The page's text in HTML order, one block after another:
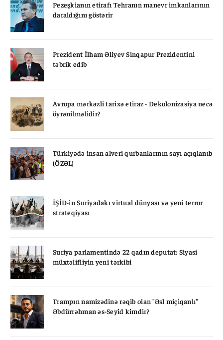
Pezeşkianın etirafı Tehranın manevr imkanlarının
daraldığını göstərir
Prezident İlham Əliyev Sinqapur Prezidentini
təbrik edib
Avropa mərkəzli tarixə etiraz - Dekolonizasiya necə
öyrənilməlidir?
Türkiyədə insan alveri qurbanlarının sayı açıqlanıb
(ÖZƏL)
İŞİD-in Suriyadakı virtual dünyası və yeni terror
strateqiyası
Suriya parlamentində 22 qadın deputat: Siyasi
müxtəlifliyin yeni tərkibi
Trampın namizədinə rəqib olan "Əsl miçiqanlı"
Əbdürrəhman əs-Seyid kimdir?